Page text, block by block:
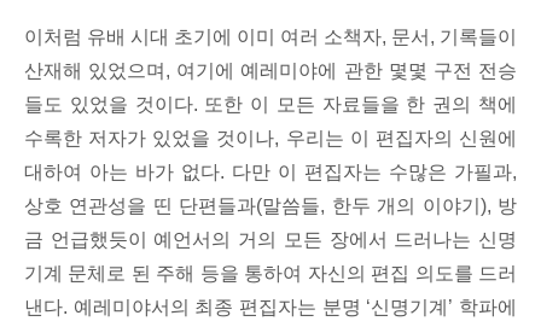
이처럼 유배 시대 초기에 이미 여러 소책자, 문서, 기록들이
산재해 있었으며, 여기에 예레미야에 관한 몇몇 구전 전승
들도 있었을 것이다. 또한 이 모든 자료들을 한 권의 책에
수록한 저자가 있었을 것이나, 우리는 이 편집자의 신원에
대하여 아는 바가 없다. 다만 이 편집자는 수많은 가필과,
상호 연관성을 띤 단편들과(말씀들, 한두 개의 이야기), 방
금 언급했듯이 예언서의 거의 모든 장에서 드러나는 신명
기계 문체로 된 주해 등을 통하여 자신의 편집 의도를 드러
낸다. 예레미야서의 최종 편집자는 분명 ‘신명기계’ 학파에